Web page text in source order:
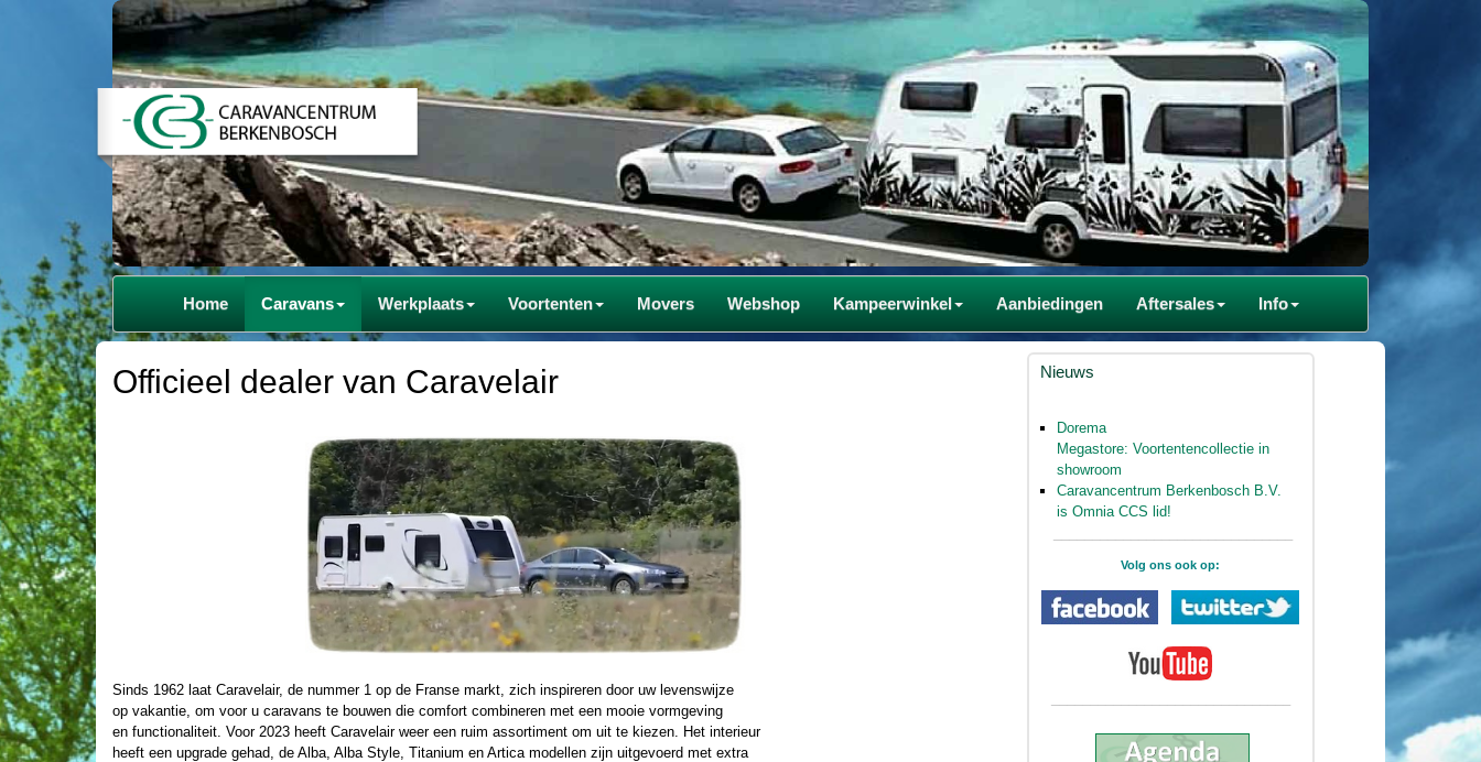
Home Caravans Werkplaats Voortenten Movers Webshop Kampeerwinkel Aanbiedingen Aftersales Info
Officieel dealer van Caravelair
Sinds 1962 laat Caravelair, de nummer 1 op de Franse markt, zich inspireren door uw levenswijze
op vakantie, om voor u caravans te bouwen die comfort combineren met een mooie vormgeving
en functionaliteit. Voor 2023 heeft Caravelair weer een ruim assortiment om uit te kiezen. Het interieur
heeft een upgrade gehad, de Alba, Alba Style, Titanium en Artica modellen zijn uitgevoerd met extra
Nieuws
Dorema
Megastore: Voortentencollectie in
showroom
Caravancentrum Berkenbosch B.V.
is Omnia CCS lid!
Volg ons ook op: